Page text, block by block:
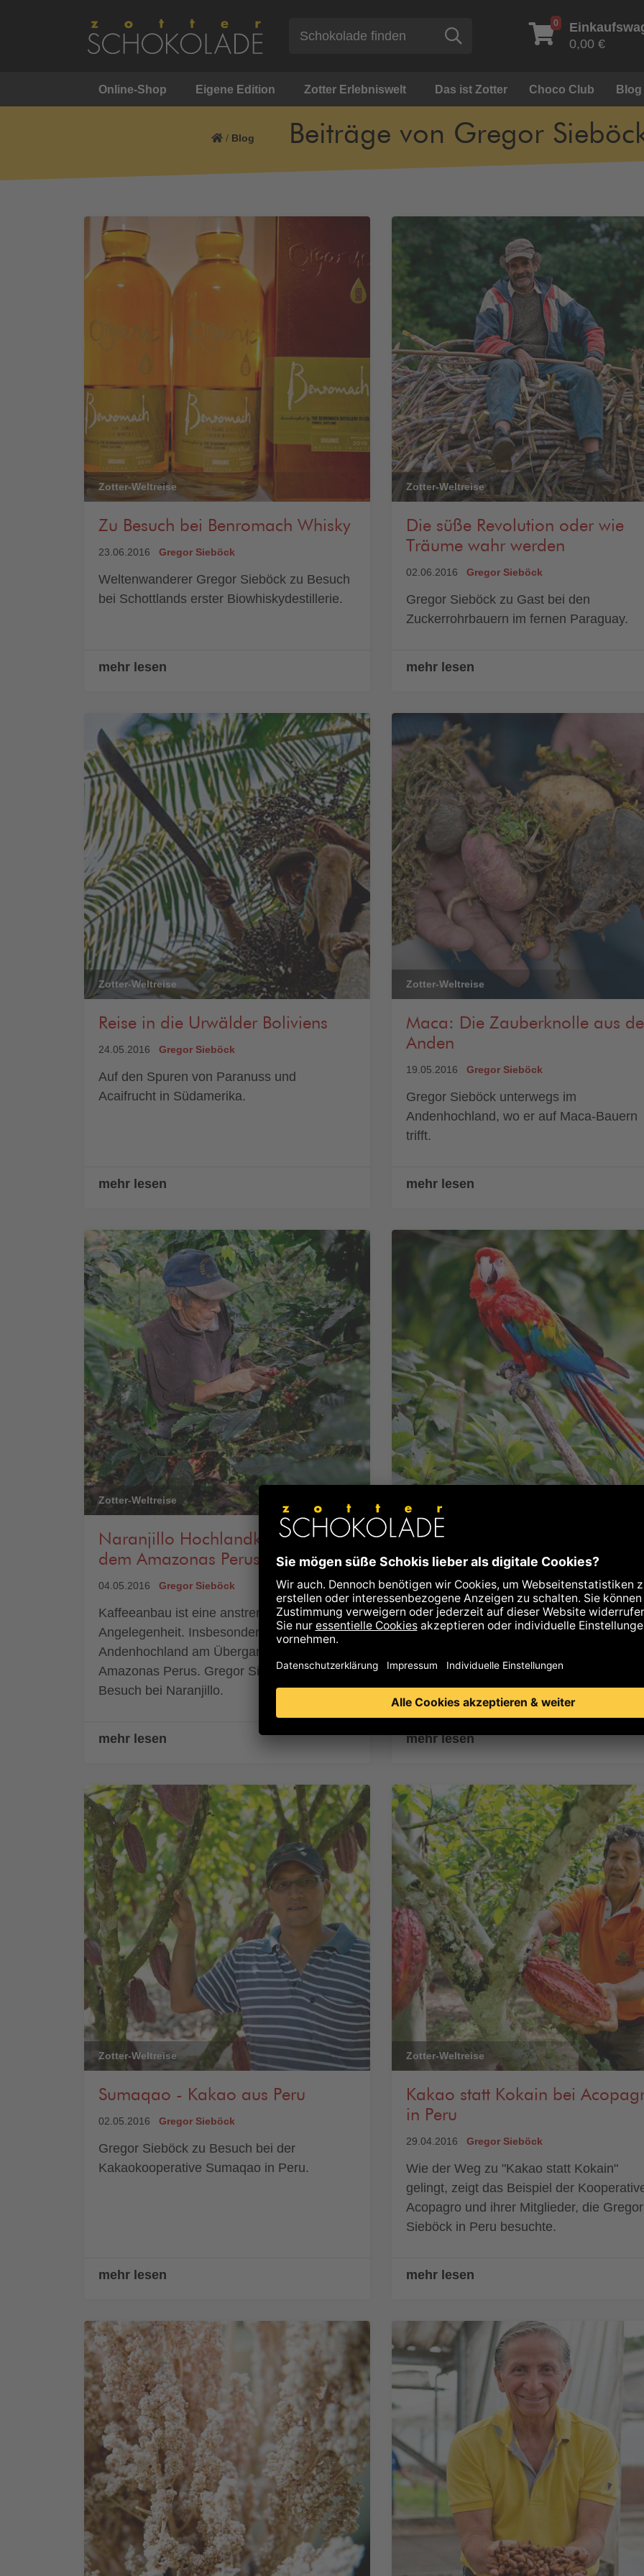
0
0,00 €
Online-Shop Eigene Edition Zotter Erlebniswelt Das ist Zotter Choco Club Blog
/ Blog Beiträge von Gregor
Zotter-Weltreise
Zu Besuch bei Benromach Whisky
23.06.2016 Gregor Sieböck
Weltenwanderer Gregor Sieböck zu Besuch
bei Schottlands erster Biowhiskydestillerie.
mehr lesen
Zotter-Weltreise
Die süße Revolution oder wie
Träume wahr werden
02.06.2016 Gregor Sieböck
Gregor Sieböck zu Gast bei den
Zuckerrohrbauern im fernen Paraguay.
mehr lesen
Zotter-Weltreise
Reise in die Urwälder Boliviens
24.05.2016 Gregor Sieböck
Auf den Spuren von Paranuss und
Acaifrucht in Südamerika.
mehr lesen
Zotter-Weltreise
Maca: Die Zauberknolle aus
Anden
19.05.2016 Gregor Sieböck
Gregor Sieböck unterwegs im
Andenhochland, wo er auf Maca-Bauern
trifft.
mehr lesen
Zotter-Weltreise
Naranjillo Hochlandkaffee aus
dem Amazonas Perus
04.05.2016 Gregor Sieböck
Kaffeeanbau ist eine anstrengende
Angelegenheit. Insbesondere im
Andenhochland am Übergang zum
Amazonas Perus. Gregor Sieböck zu
Besuch bei Naranjillo.
mehr lesen
Naranjillo - zu Besuch bei den
alten Urwaldkakaobäumen
03.05.2016 Gregor Sieböck
Auf seiner Reise durch Peru machte
Sieböck Station bei Naranjillo, der
Lokalaugenschein zwischen
mehr lesen
Zotter-Weltreise
Sumaqao - Kakao aus Peru
02.05.2016 Gregor Sieböck
Gregor Sieböck zu Besuch bei der
Kakaokooperative Sumaqao in Peru.
mehr lesen
Zotter-Weltreise
Kakao statt Kokain bei
in Peru
29.04.2016 Gregor Sieböck
Wie der Weg zu "Kakao statt Kokain"
gelingt, zeigt das Beispiel der
Acopagro und ihrer Mitglieder, die Gregor
Sieböck in Peru besuchte.
mehr lesen